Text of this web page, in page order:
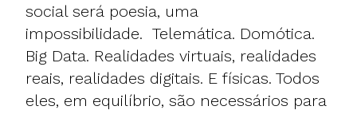
social será poesia, uma
impossibilidade. Telemática. Domótica.
Big Data. Realidades virtuais, realidades
reais, realidades digitais. E físicas. Todos
eles, em equilíbrio, são necessários para